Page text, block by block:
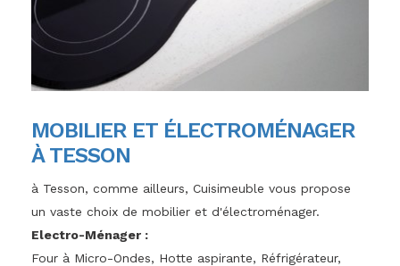
MOBILIER ET ÉLECTROMÉNAGER
À TESSON
à Tesson, comme ailleurs, Cuisimeuble vous propose
un vaste choix de mobilier et d'électroménager.
Electro-Ménager :
Four à Micro-Ondes, Hotte aspirante, Réfrigérateur,